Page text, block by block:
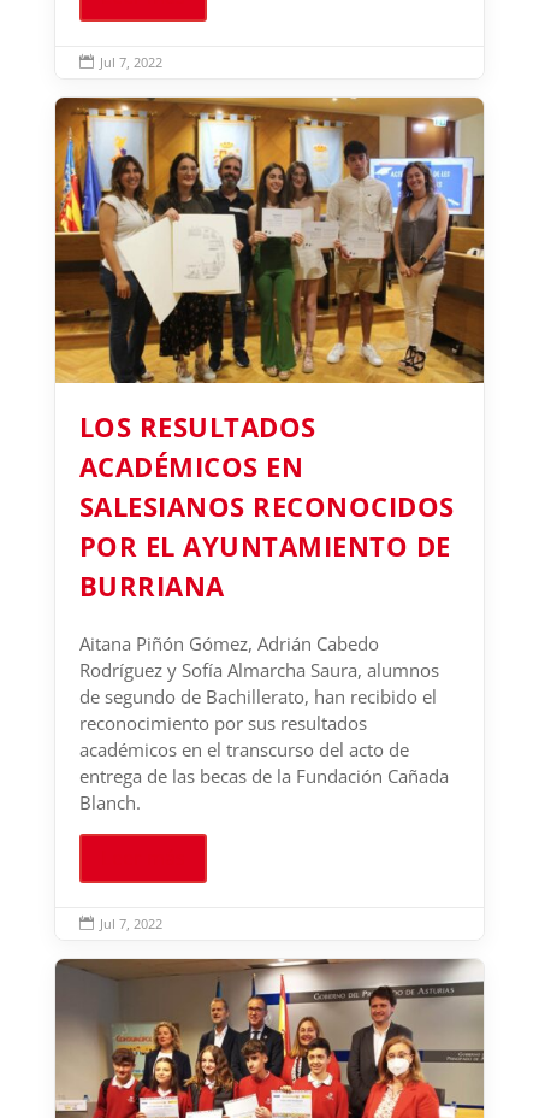
 Jul 7, 2022
LOS RESULTADOS
ACADÉMICOS EN
SALESIANOS RECONOCIDOS
POR EL AYUNTAMIENTO DE
BURRIANA
Aitana Piñón Gómez, Adrián Cabedo
Rodríguez y Sofía Almarcha Saura, alumnos
de segundo de Bachillerato, han recibido el
reconocimiento por sus resultados
académicos en el transcurso del acto de
entrega de las becas de la Fundación Cañada
Blanch.
 Jul 7, 2022